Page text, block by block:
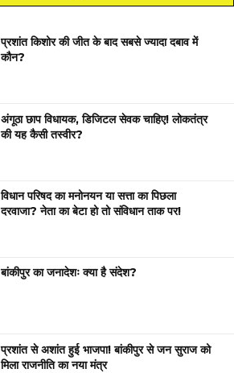
प्रशांत किशोर की जीत के बाद सबसे ज्यादा दबाव में
कौन?
अंगूठा छाप विधायक, डिजिटल सेवक चाहिए! लोकतंत्र
की यह कैसी तस्वीर?
विधान परिषद का मनोनयन या सत्ता का पिछला
दरवाजा? नेता का बेटा हो तो संविधान ताक पर!
बांकीपुर का जनादेशः क्या है संदेश?
प्रशांत से अशांत हुई भाजपा! बांकीपुर से जन सुराज को
मिला राजनीति का नया मंत्र